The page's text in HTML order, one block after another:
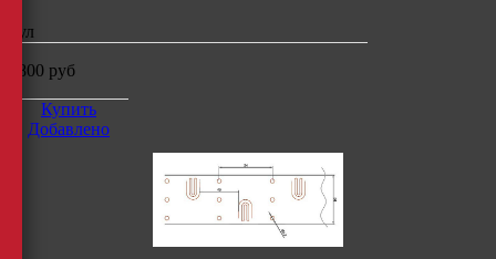
рул
4800 руб
Купить
Добавлено